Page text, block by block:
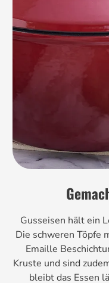
Gusseisen hält ein
Die schweren Töpfe
Emaille
Kruste und sind
bleibt das Essen